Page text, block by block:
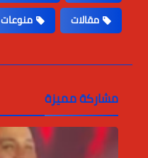
مقالات
منوعات
مشاركة مميزة